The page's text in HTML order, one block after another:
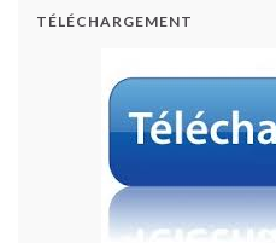
TÉLÉCHARGEMENT